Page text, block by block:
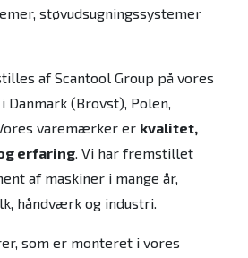
støvudsugningssystemer
af Scantool Group på vores
Danmark (Brovst), Polen,
varemærker er kvalitet,
erfaring. Vi har fremstillet
af maskiner i mange år,
håndværk og industri.
som er monteret i vores